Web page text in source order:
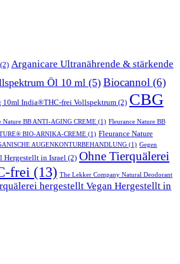
(2) Arganicare Ultranährende & stärkende
Öl 10 ml (5) Biocannol (6)
10ml India®THC-frei Vollspektrum(2) CBG
Nature BB ANTI-AGING CREME (1) Fleurance Nature BB
BIO-ARNIKA-CREME (1) Fleurance Nature
AUGENKONTURBEHANDLUNG (1) Gegen
in Israel (2) Ohne Tierquälerei
frei (13) The Lekker Company Natural Deodorant
hergestellt Vegan Hergestellt in